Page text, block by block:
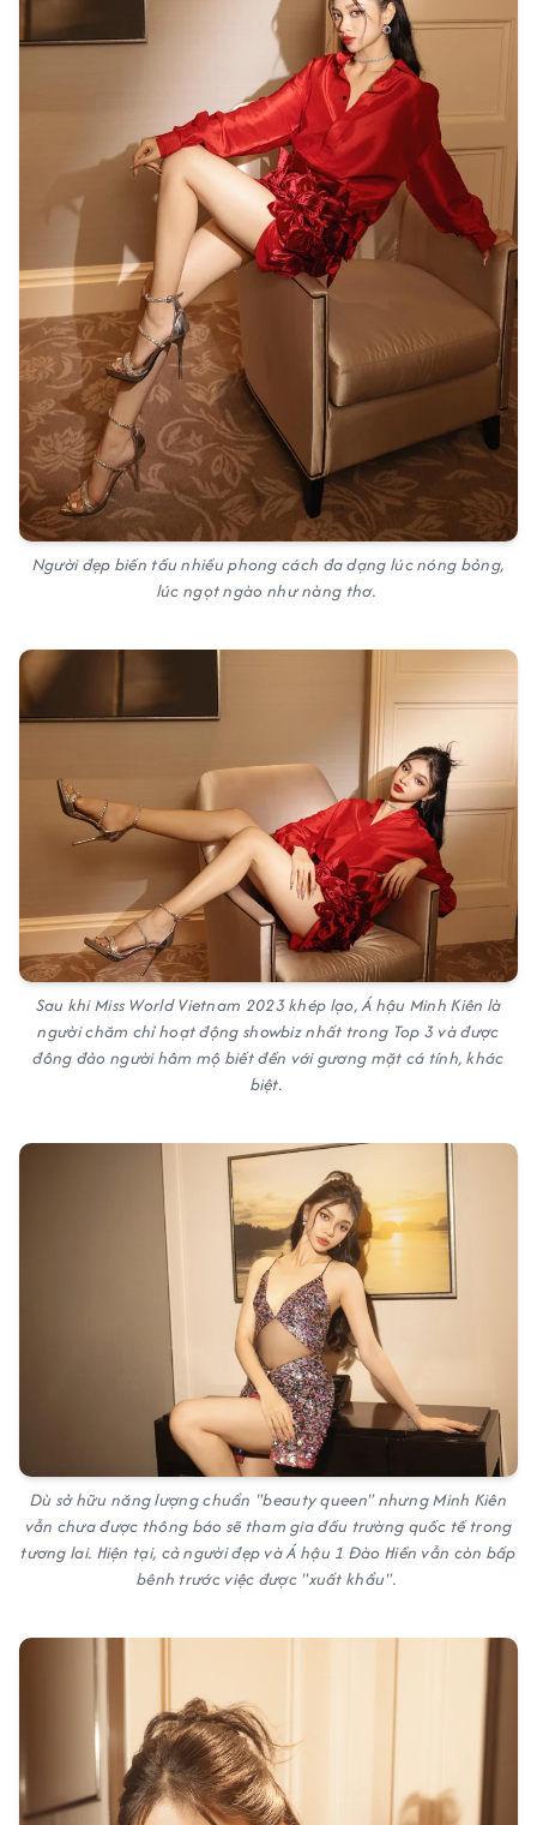
Người đẹp biến tấu nhiều phong cách đa dạng lúc nóng bỏng,
lúc ngọt ngào như nàng thơ.
Sau khi Miss World Vietnam 2023 khép lạo, Á hậu Minh Kiên là
người chăm chỉ hoạt động showbiz nhất trong Top 3 và được
đông đảo người hâm mộ biết đến với gương mặt cá tính, khác
biệt.
Dù sở hữu năng lượng chuẩn "beauty queen" nhưng Minh Kiên
vẫn chưa được thông báo sẽ tham gia đấu trường quốc tế trong
tương lai. Hiện tại, cả người đẹp và Á hậu 1 Đào Hiền vẫn còn bấp
bênh trước việc được "xuất khẩu".